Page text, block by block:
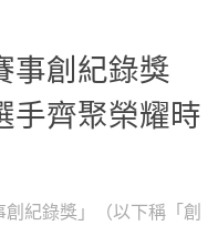
事創紀錄獎
手齊聚榮耀時
紀錄獎」（以下稱「創